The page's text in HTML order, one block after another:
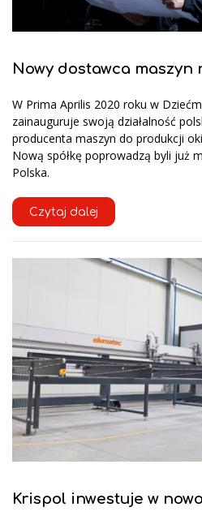
Nowy dostawca
W Prima Aprilis 2020 roku w
zainauguruje swoją działalność
producenta maszyn do produkcji
Nową spółkę poprowadzą byli już
Polska.
Czytaj dalej
Krispol inwestuje w